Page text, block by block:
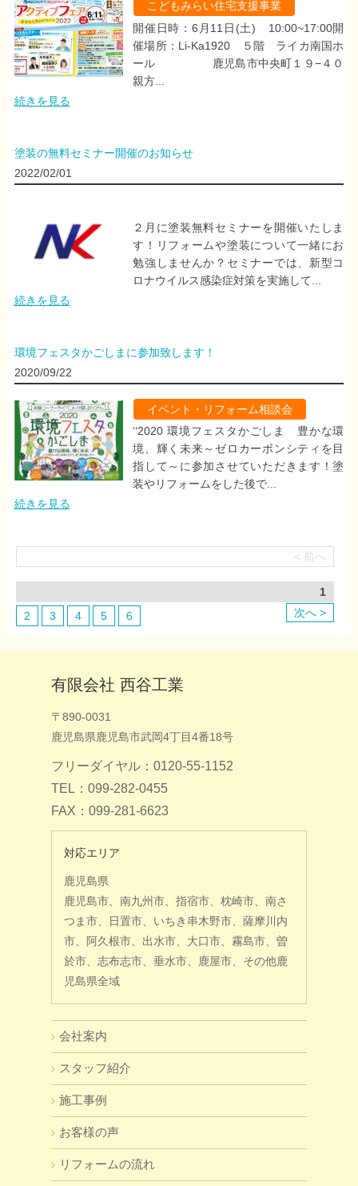
こどもみらい住宅支援事業
開催日時：6月11日(土) 10:00~17:00開
催場所：Li-Ka1920 ５階 ライカ南国ホ
ール 鹿児島市中央町１９−４０
親方...
続きを見る
塗装の無料セミナー開催のお知らせ
2022/02/01
２月に塗装無料セミナーを開催いたしま
す！リフォームや塗装について一緒にお
勉強しませんか？セミナーでは、新型コ
ロナウイルス感染症対策を実施して...
続きを見る
環境フェスタかごしまに参加致します！
2020/09/22
イベント・リフォーム相談会
‘‘2020 環境フェスタかごしま 豊かな環
境、輝く未来～ゼロカーボンシティを目
指して～に参加させていただきます！塗
装やリフォームをした後で...
続きを見る
< 前へ
1
2
3 4 5 6 次へ >
有限会社 西谷工業
〒890-0031
鹿児島県鹿児島市武岡4丁目4番18号
フリーダイヤル：0120-55-1152
TEL：099-282-0455
FAX：099-281-6623
対応エリア
鹿児島県
鹿児島市、南九州市、指宿市、枕崎市、南さ
つま市、日置市、いちき串木野市、薩摩川内
市、阿久根市、出水市、大口市、霧島市、曽
於市、志布志市、垂水市、鹿屋市、その他鹿
児島県全域
会社案内
スタッフ紹介
施工事例
お客様の声
リフォームの流れ